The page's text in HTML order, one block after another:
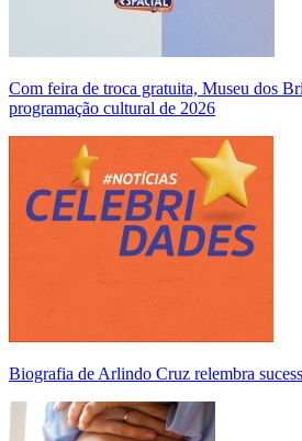
Com feira de troca gratuita, Museu dos
programação cultural de 2026
Biografia de Arlindo Cruz relembra